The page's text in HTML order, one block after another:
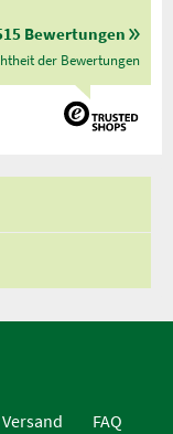
Bewertungen
der Bewertungen
Versand
FAQ